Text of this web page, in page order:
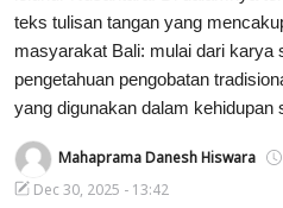
Alam Bali
Seni
Kisah
Usadha
teks tulisan tangan yang
masyarakat Bali: mulai dari karya
pengetahuan pengobatan
yang digunakan dalam kehidupan
Mahaprama Danesh Hiswara
Dec 30, 2025 - 13:42